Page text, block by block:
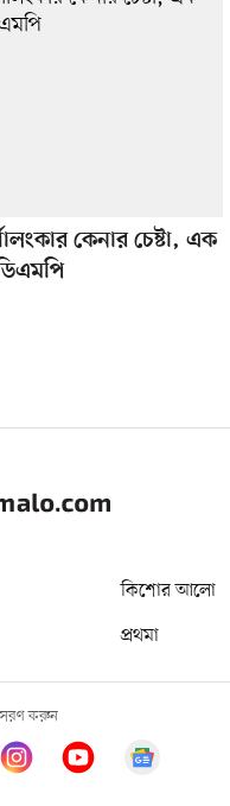
কেনার চেষ্টা, এক
ডিএমপি
কিশোর আলো
প্রথমা
করুন